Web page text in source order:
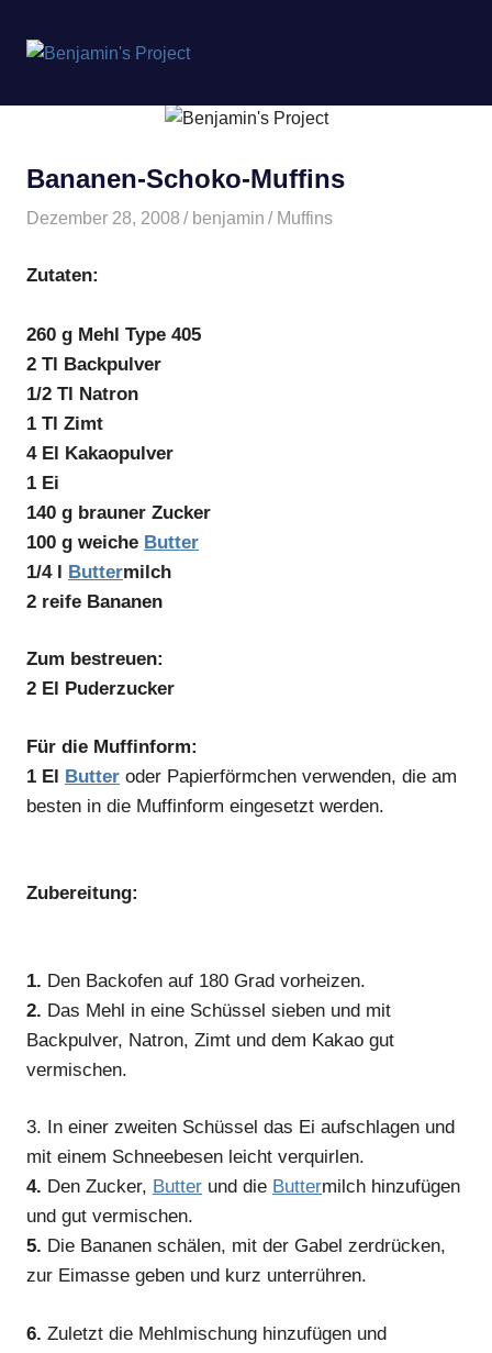
springen
Project
Bananen-Schoko-Muffins
Dezember 28, 2008 benjamin Muffins
Zutaten:
260 g Mehl Type 405
2 Tl Backpulver
1/2 Tl Natron
1 Tl Zimt
4 El Kakaopulver
1 Ei
140 g brauner Zucker
100 g weiche Butter
1/4 l Buttermilch
2 reife Bananen
Zum bestreuen:
2 El Puderzucker
Für die Muffinform:
1 El Butter oder Papierförmchen verwenden, die am
besten in die Muffinform eingesetzt werden.
Zubereitung:
1. Den Backofen auf 180 Grad vorheizen.
2. Das Mehl in eine Schüssel sieben und mit
Backpulver, Natron, Zimt und dem Kakao gut
vermischen.
3. In einer zweiten Schüssel das Ei aufschlagen und
mit einem Schneebesen leicht verquirlen.
4. Den Zucker, Butter und die Buttermilch hinzufügen
und gut vermischen.
5. Die Bananen schälen, mit der Gabel zerdrücken,
zur Eimasse geben und kurz unterrühren.
6. Zuletzt die Mehlmischung hinzufügen und